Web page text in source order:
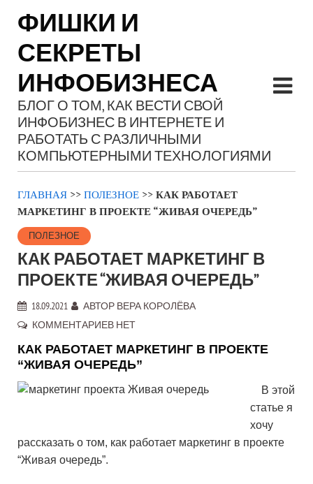
ФИШКИ И
СЕКРЕТЫ
ИНФОБИЗНЕСА
БЛОГ О ТОМ, КАК ВЕСТИ СВОЙ
ИНФОБИЗНЕС В ИНТЕРНЕТЕ И
РАБОТАТЬ С РАЗЛИЧНЫМИ
КОМПЬЮТЕРНЫМИ ТЕХНОЛОГИЯМИ
ГЛАВНАЯ >> ПОЛЕЗНОЕ >> КАК РАБОТАЕТ
МАРКЕТИНГ В ПРОЕКТЕ “ЖИВАЯ ОЧЕРЕДЬ”
ПОЛЕЗНОЕ
КАК РАБОТАЕТ МАРКЕТИНГ В
ПРОЕКТЕ “ЖИВАЯ ОЧЕРЕДЬ”
18.09.2021 АВТОР ВЕРА КОРОЛЁВА
КОММЕНТАРИЕВ НЕТ
КАК РАБОТАЕТ МАРКЕТИНГ В ПРОЕКТЕ
“ЖИВАЯ ОЧЕРЕДЬ”
В этой
статье я
хочу
рассказать о том, как работает маркетинг в проекте
“Живая очередь”.